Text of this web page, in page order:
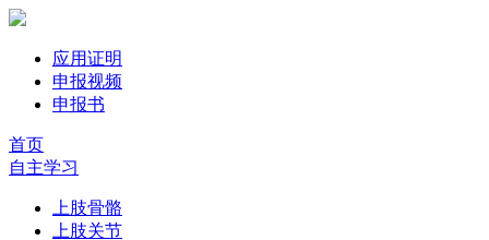
应用证明
申报视频
申报书
首页
自主学习
上肢骨骼
上肢关节